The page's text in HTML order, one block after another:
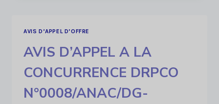
AVIS D’APPEL D’OFFRE
AVIS D’APPEL A LA
CONCURRENCE DRPCO
N°0008/ANAC/DG-